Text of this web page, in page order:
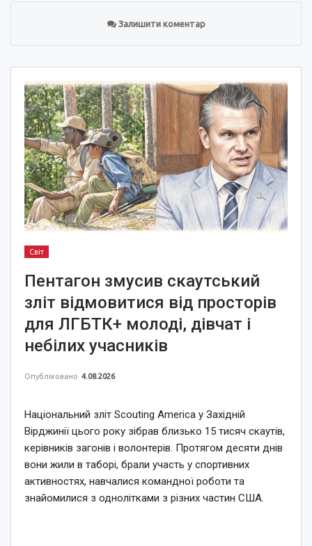
Залишити коментар
Світ
Пентагон змусив скаутський
зліт відмовитися від просторів
для ЛГБТК+ молоді, дівчат і
небілих учасників
Опубліковано 4.08.2026
Національний зліт Scouting America у Західній
Вірджинії цього року зібрав близько 15 тисяч скаутів,
керівників загонів і волонтерів. Протягом десяти днів
вони жили в таборі, брали участь у спортивних
активностях, навчалися командної роботи та
знайомилися з однолітками з різних частин США.